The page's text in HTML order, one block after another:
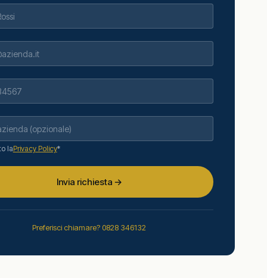
laPrivacy Policy*
Invia richiesta →
Preferisci chiamare? 0828 346132